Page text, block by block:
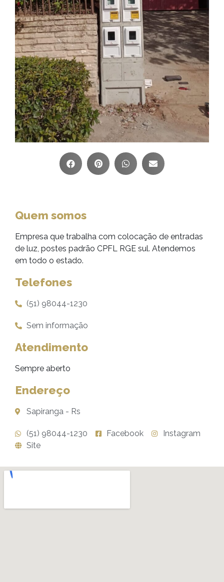
Quem somos
Empresa que trabalha com colocação de entradas
de luz, postes padrão CPFL RGE sul. Atendemos
em todo o estado.
Telefones
(51) 98044-1230
Sem informação
Atendimento
Sempre aberto
Endereço
Sapiranga - Rs
(51) 98044-1230 Facebook
Instagram
Site